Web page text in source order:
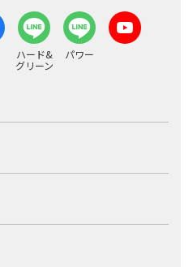
ハード&
グリーン
パワー